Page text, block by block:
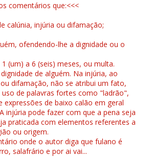
comentários que:<<<
calúnia, injúria ou difamação;
ofendendo-lhe a dignidade ou o
(um) a 6 (seis) meses, ou multa.
de alguém. Na injúria, ao
difamação, não se atribui um fato,
de palavras fortes como "ladrão",
de baixo calão em geral
injúria pode fazer com que a pena seja
praticada com elementos referentes a
ou origem.
onde o autor diga que fulano é
salafrário e por ai vai...